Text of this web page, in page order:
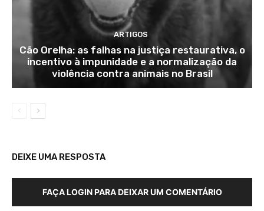
ARTIGOS
Cão Orelha: as falhas na justiça restaurativa, o
incentivo à impunidade e a normalização da
violência contra animais no Brasil
DEIXE UMA RESPOSTA
FAÇA LOGIN PARA DEIXAR UM COMENTÁRIO